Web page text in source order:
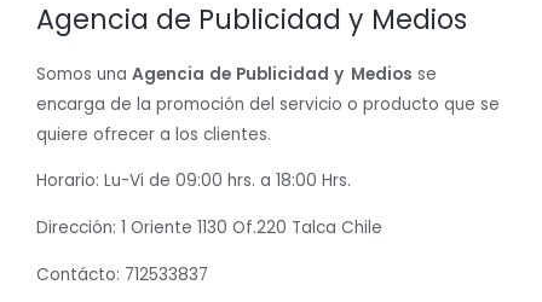
Agencia de Publicidad y Medios
Somos una Agencia de Publicidad y Medios se
encarga de la promoción del servicio o producto que se
quiere ofrecer a los clientes.
Horario: Lu-Vi de 09:00 hrs. a 18:00 Hrs.
Dirección: 1 Oriente 1130 Of.220 Talca Chile
Contácto: 712533837